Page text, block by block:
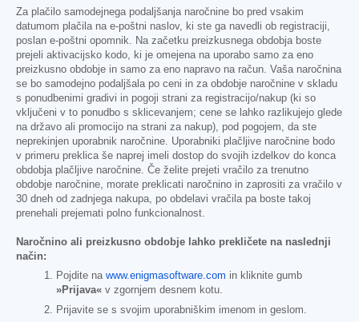
Za plačilo samodejnega podaljšanja naročnine bo pred vsakim
datumom plačila na e-poštni naslov, ki ste ga navedli ob registraciji,
poslan e-poštni opomnik. Na začetku preizkusnega obdobja boste
prejeli aktivacijsko kodo, ki je omejena na uporabo samo za eno
preizkusno obdobje in samo za eno napravo na račun. Vaša naročnina
se bo samodejno podaljšala po ceni in za obdobje naročnine v skladu
s ponudbenimi gradivi in pogoji strani za registracijo/nakup (ki so
vključeni v to ponudbo s sklicevanjem; cene se lahko razlikujejo glede
na državo ali promocijo na strani za nakup), pod pogojem, da ste
neprekinjen uporabnik naročnine. Uporabniki plačljive naročnine bodo
v primeru preklica še naprej imeli dostop do svojih izdelkov do konca
obdobja plačljive naročnine. Če želite prejeti vračilo za trenutno
obdobje naročnine, morate preklicati naročnino in zaprositi za vračilo v
30 dneh od zadnjega nakupa, po obdelavi vračila pa boste takoj
prenehali prejemati polno funkcionalnost.
Naročnino ali preizkusno obdobje lahko prekličete na naslednji
način:
Pojdite na www.enigmasoftware.com in kliknite gumb
»Prijava« v zgornjem desnem kotu.
Prijavite se s svojim uporabniškim imenom in geslom.